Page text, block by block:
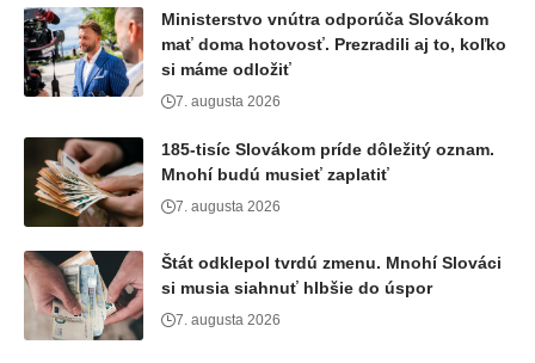
Ministerstvo vnútra odporúča Slovákom
mať doma hotovosť. Prezradili aj to, koľko
si máme odložiť
7. augusta 2026
185-tisíc Slovákom príde dôležitý oznam.
Mnohí budú musieť zaplatiť
7. augusta 2026
Štát odklepol tvrdú zmenu. Mnohí Slováci
si musia siahnuť hlbšie do úspor
7. augusta 2026